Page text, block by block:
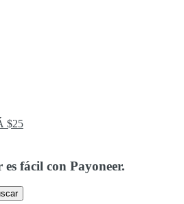
$25
fácil con Payoneer.